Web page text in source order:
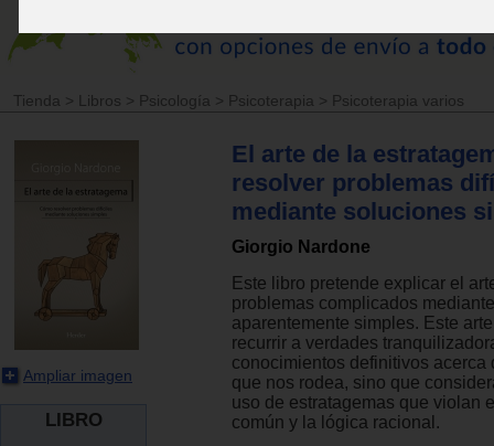
Tienda > Libros > Psicología > Psicoterapia > Psicoterapia varios
Ampliar imagen
LIBRO
El arte de la
resolver problemas
mediante soluciones
Giorgio Nardone
Este libro pretende explicar el
problemas complicados
aparentemente simples. Este
recurrir a verdades
conocimientos definitivos acerca
que nos rodea, sino que
uso de estratagemas que violan
común y la lógica racional.